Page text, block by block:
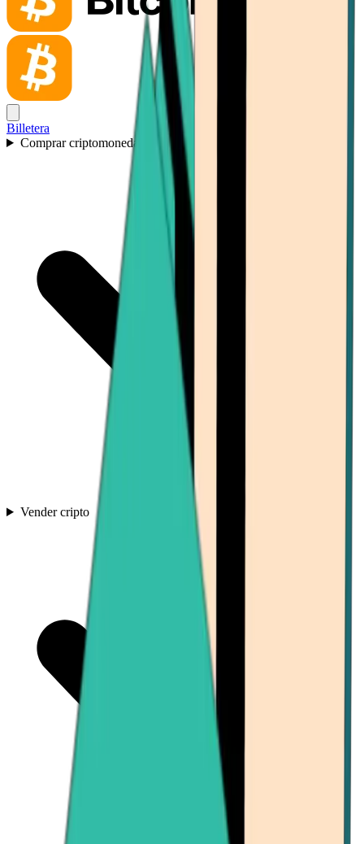
Billetera
Comprar criptomonedas
Vender cripto